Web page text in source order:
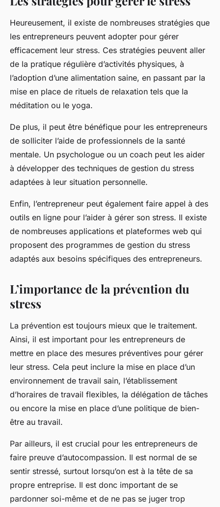
Heureusement, il existe de nombreuses stratégies que
les entrepreneurs peuvent adopter pour gérer
efficacement leur stress. Ces stratégies peuvent aller
de la pratique régulière d’activités physiques, à
l’adoption d’une alimentation saine, en passant par la
mise en place de rituels de relaxation tels que la
méditation ou le yoga.
De plus, il peut être bénéfique pour les entrepreneurs
de solliciter l’aide de professionnels de la santé
mentale. Un psychologue ou un coach peut les aider
à développer des techniques de gestion du stress
adaptées à leur situation personnelle.
Enfin, l’entrepreneur peut également faire appel à des
outils en ligne pour l’aider à gérer son stress. Il existe
de nombreuses applications et plateformes web qui
proposent des programmes de gestion du stress
adaptés aux besoins spécifiques des entrepreneurs.
L’importance de la prévention du
stress
La prévention est toujours mieux que le traitement.
Ainsi, il est important pour les entrepreneurs de
mettre en place des mesures préventives pour gérer
leur stress. Cela peut inclure la mise en place d’un
environnement de travail sain, l’établissement
d’horaires de travail flexibles, la délégation de tâches
ou encore la mise en place d’une politique de bien-
être au travail.
Par ailleurs, il est crucial pour les entrepreneurs de
faire preuve d’autocompassion. Il est normal de se
sentir stressé, surtout lorsqu’on est à la tête de sa
propre entreprise. Il est donc important de se
pardonner soi-même et de ne pas se juger trop